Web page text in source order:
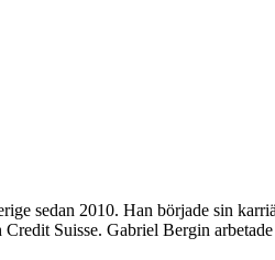
sedan 2010. Han började sin
Suisse. Gabriel Bergin